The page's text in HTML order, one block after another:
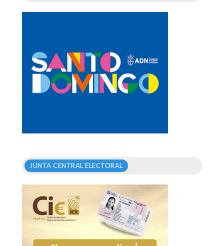
JUNTA CENTRAL ELECTORAL